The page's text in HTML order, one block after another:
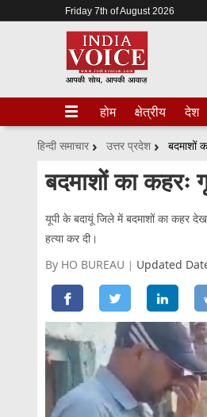
Friday 7th of August 2026
होम क्षेत्रीय देश
हिन्दी समाचार उत्तर प्रदेश बदमाशों
बदमाशों का कहरः
यूपी के बदायूं जिले में बदमाशों का कहर
हत्या कर दी।
By HO BUREAU
Updated